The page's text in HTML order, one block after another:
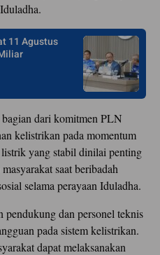
11 Agustus
dari komitmen PLN
kelistrikan pada momentum
listrik yang stabil dinilai penting
saat beribadah
selama perayaan Iduladha.
dan personel teknis
pada sistem kelistrikan.
dapat melaksanakan